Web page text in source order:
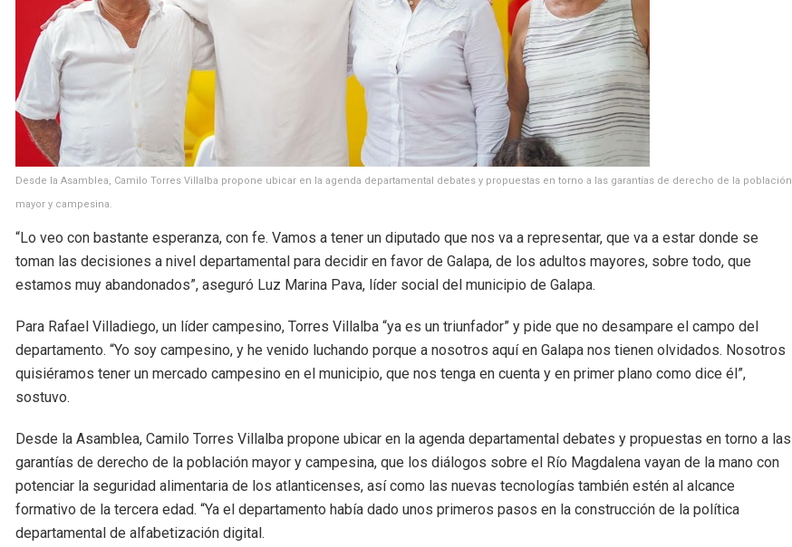
Desde la Asamblea, Camilo Torres Villalba propone ubicar en la agenda departamental debates y propuestas en torno a las garantías de derecho de la población
mayor y campesina.
“Lo veo con bastante esperanza, con fe. Vamos a tener un diputado que nos va a representar, que va a estar donde se
toman las decisiones a nivel departamental para decidir en favor de Galapa, de los adultos mayores, sobre todo, que
estamos muy abandonados”, aseguró Luz Marina Pava, líder social del municipio de Galapa.
Para Rafael Villadiego, un líder campesino, Torres Villalba “ya es un triunfador” y pide que no desampare el campo del
departamento. “Yo soy campesino, y he venido luchando porque a nosotros aquí en Galapa nos tienen olvidados. Nosotros
quisiéramos tener un mercado campesino en el municipio, que nos tenga en cuenta y en primer plano como dice él”,
sostuvo.
Desde la Asamblea, Camilo Torres Villalba propone ubicar en la agenda departamental debates y propuestas en torno a las
garantías de derecho de la población mayor y campesina, que los diálogos sobre el Río Magdalena vayan de la mano con
potenciar la seguridad alimentaria de los atlanticenses, así como las nuevas tecnologías también estén al alcance
formativo de la tercera edad. “Ya el departamento había dado unos primeros pasos en la construcción de la política
departamental de alfabetización digital.